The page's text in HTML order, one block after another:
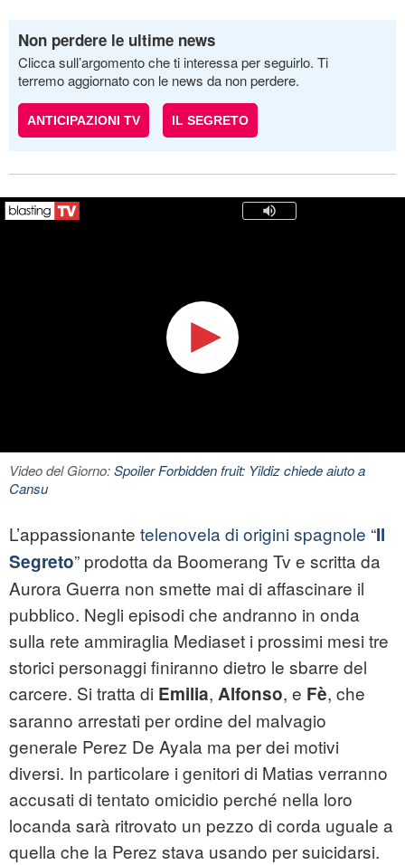
Non perdere le ultime news
Clicca sull’argomento che ti interessa per seguirlo. Ti
terremo aggiornato con le news da non perdere.
ANTICIPAZIONI TV IL SEGRETO
Video del Giorno:Spoiler Forbidden fruit: Yildiz chiede aiuto a
Cansu
L’appassionante telenovela di origini spagnole “Il
Segreto” prodotta da Boomerang Tv e scritta da
Aurora Guerra non smette mai di affascinare il
pubblico. Negli episodi che andranno in onda
sulla rete ammiraglia Mediaset i prossimi mesi tre
storici personaggi finiranno dietro le sbarre del
carcere. Si tratta di Emilia, Alfonso, e Fè, che
saranno arrestati per ordine del malvagio
generale Perez De Ayala ma per dei motivi
diversi. In particolare i genitori di Matias verranno
accusati di tentato omicidio perché nella loro
locanda sarà ritrovato un pezzo di corda uguale a
quella che la Perez stava usando per suicidarsi.